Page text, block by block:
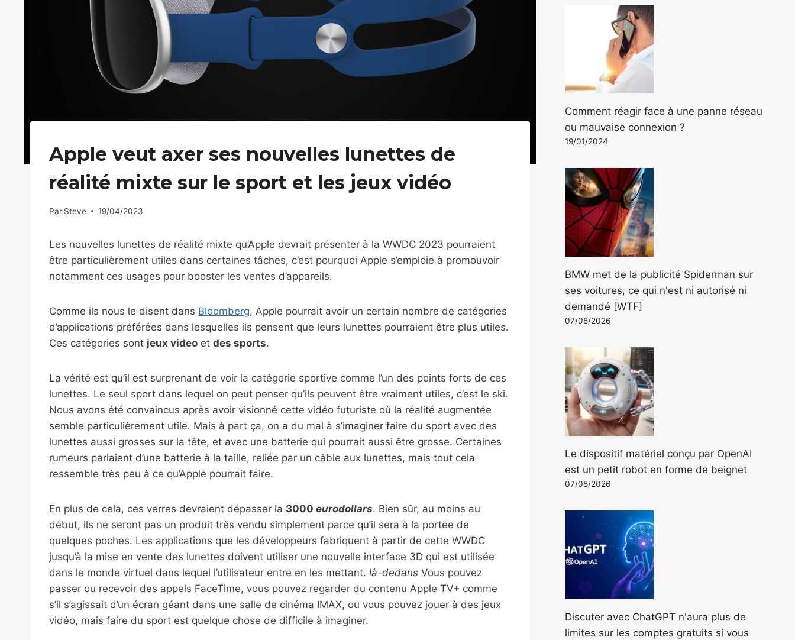
Apple veut axer ses nouvelles lunettes de
réalité mixte sur le sport et les jeux vidéo
Par Steve 19/04/2023
Les nouvelles lunettes de réalité mixte qu’Apple devrait présenter à la WWDC 2023 pourraient
être particulièrement utiles dans certaines tâches, c’est pourquoi Apple s’emploie à promouvoir
notamment ces usages pour booster les ventes d’appareils.
Comme ils nous le disent dans Bloomberg, Apple pourrait avoir un certain nombre de catégories
d’applications préférées dans lesquelles ils pensent que leurs lunettes pourraient être plus utiles.
Ces catégories sont jeux video et des sports.
La vérité est qu’il est surprenant de voir la catégorie sportive comme l’un des points forts de ces
lunettes. Le seul sport dans lequel on peut penser qu’ils peuvent être vraiment utiles, c’est le ski.
Nous avons été convaincus après avoir visionné cette vidéo futuriste où la réalité augmentée
semble particulièrement utile. Mais à part ça, on a du mal à s’imaginer faire du sport avec des
lunettes aussi grosses sur la tête, et avec une batterie qui pourrait aussi être grosse. Certaines
rumeurs parlaient d’une batterie à la taille, reliée par un câble aux lunettes, mais tout cela
ressemble très peu à ce qu’Apple pourrait faire.
En plus de cela, ces verres devraient dépasser la 3000 eurodollars. Bien sûr, au moins au
début, ils ne seront pas un produit très vendu simplement parce qu’il sera à la portée de
quelques poches. Les applications que les développeurs fabriquent à partir de cette WWDC
jusqu’à la mise en vente des lunettes doivent utiliser une nouvelle interface 3D qui est utilisée
dans le monde virtuel dans lequel l’utilisateur entre en les mettant. là-dedans Vous pouvez
passer ou recevoir des appels FaceTime, vous pouvez regarder du contenu Apple TV+ comme
s’il s’agissait d’un écran géant dans une salle de cinéma IMAX, ou vous pouvez jouer à des jeux
vidéo, mais faire du sport est quelque chose de difficile à imaginer.
Comment réagir face à une panne réseau
ou mauvaise connexion ?
19/01/2024
BMW met de la publicité Spiderman sur
ses voitures, ce qui n'est ni autorisé ni
demandé [WTF]
07/08/2026
Le dispositif matériel conçu par OpenAI
est un petit robot en forme de beignet
07/08/2026
Discuter avec ChatGPT n'aura plus de
limites sur les comptes gratuits si vous